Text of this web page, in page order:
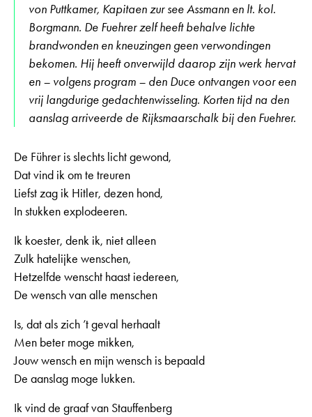
von Puttkamer, Kapitaen zur see Assmann en lt. kol.
Borgmann. De Fuehrer zelf heeft behalve lichte
brandwonden en kneuzingen geen verwondingen
bekomen. Hij heeft onverwijld daarop zijn werk hervat
en – volgens program – den Duce ontvangen voor een
vrij langdurige gedachtenwisseling. Korten tijd na den
aanslag arriveerde de Rijksmaarschalk bij den Fuehrer.
De Führer is slechts licht gewond,
Dat vind ik om te treuren
Liefst zag ik Hitler, dezen hond,
In stukken explodeeren.
Ik koester, denk ik, niet alleen
Zulk hatelijke wenschen,
Hetzelfde wenscht haast iedereen,
De wensch van alle menschen
Is, dat als zich ’t geval herhaalt
Men beter moge mikken,
Jouw wensch en mijn wensch is bepaald
De aanslag moge lukken.
Ik vind de graaf van Stauffenberg